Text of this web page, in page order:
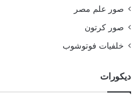
صور علم مصر
صور كرتون
خلفيات فوتوشوب
ديكورات